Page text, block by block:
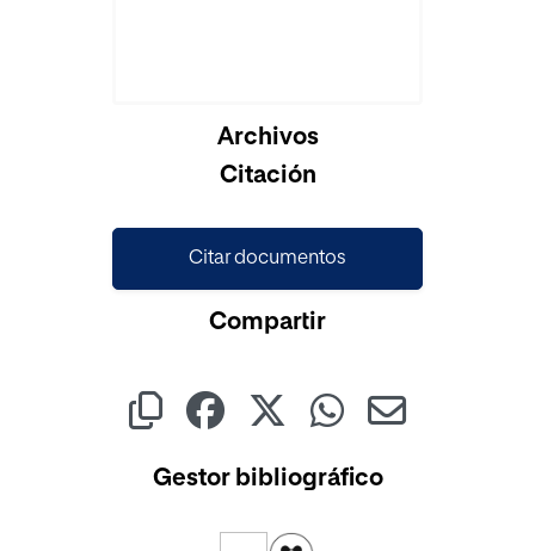
Archivos
Citación
Citar documentos
Compartir
Gestor bibliográfico